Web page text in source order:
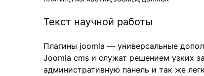
Текст научной работы
Плагины joomla — универсальные
Joomla сms и служат решением узких
административную панель и так же